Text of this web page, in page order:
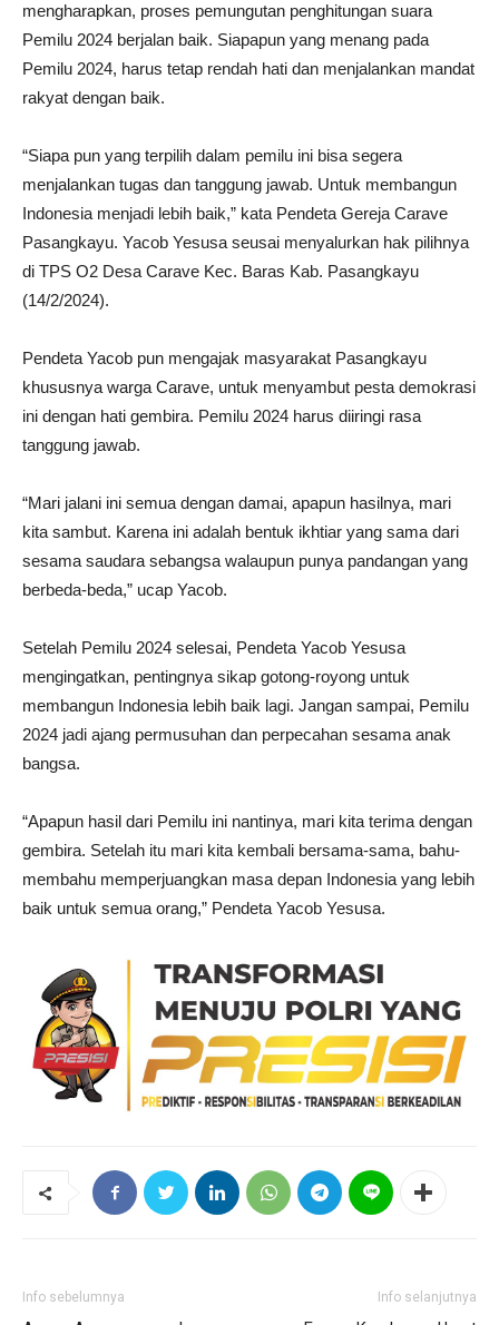
mengharapkan, proses pemungutan penghitungan suara
Pemilu 2024 berjalan baik. Siapapun yang menang pada
Pemilu 2024, harus tetap rendah hati dan menjalankan mandat
rakyat dengan baik.
“Siapa pun yang terpilih dalam pemilu ini bisa segera
menjalankan tugas dan tanggung jawab. Untuk membangun
Indonesia menjadi lebih baik,” kata Pendeta Gereja Carave
Pasangkayu. Yacob Yesusa seusai menyalurkan hak pilihnya
di TPS O2 Desa Carave Kec. Baras Kab. Pasangkayu
(14/2/2024).
Pendeta Yacob pun mengajak masyarakat Pasangkayu
khususnya warga Carave, untuk menyambut pesta demokrasi
ini dengan hati gembira. Pemilu 2024 harus diiringi rasa
tanggung jawab.
“Mari jalani ini semua dengan damai, apapun hasilnya, mari
kita sambut. Karena ini adalah bentuk ikhtiar yang sama dari
sesama saudara sebangsa walaupun punya pandangan yang
berbeda-beda,” ucap Yacob.
Setelah Pemilu 2024 selesai, Pendeta Yacob Yesusa
mengingatkan, pentingnya sikap gotong-royong untuk
membangun Indonesia lebih baik lagi. Jangan sampai, Pemilu
2024 jadi ajang permusuhan dan perpecahan sesama anak
bangsa.
“Apapun hasil dari Pemilu ini nantinya, mari kita terima dengan
gembira. Setelah itu mari kita kembali bersama-sama, bahu-
membahu memperjuangkan masa depan Indonesia yang lebih
baik untuk semua orang,” Pendeta Yacob Yesusa.
Info sebelumnya Info selanjutnya